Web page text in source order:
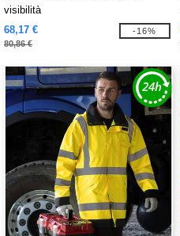
visibilità
68,17 €
80,86 €
-16%